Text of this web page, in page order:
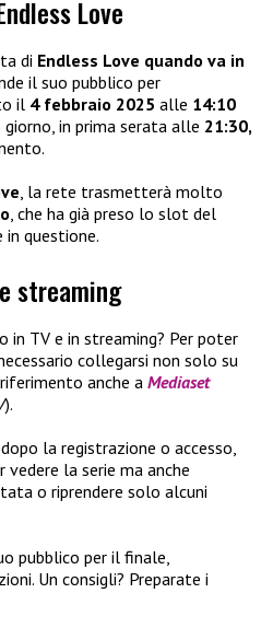
Love
di Endless Love quando va in
il suo pubblico per
il 4 febbraio 2025 alle 14:10
in prima serata alle 21:30,
, la rete trasmetterà molto
, che ha già preso lo slot del
questione.
streaming
in TV e in streaming? Per poter
collegarsi non solo su
anche aMediaset
).
la registrazione o accesso,
la serie ma anche
o riprendere solo alcuni
pubblico per il finale,
Un consigli? Preparate i